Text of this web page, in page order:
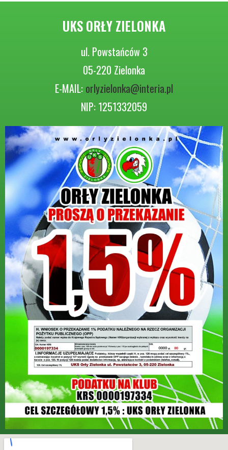
UKS ORŁY ZIELONKA
ul. Powstańców 3
05-220 Zielonka
E-MAIL: orlyzielonka@interia.pl
NIP: 1251332059